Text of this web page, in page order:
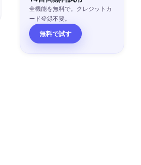
全機能を無料で。クレジットカ
ード登録不要。
無料で試す